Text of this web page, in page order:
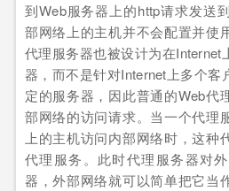
到Web服务器上的http请求发送
部网络上的主机并不会配置并使
代理服务器也被设计为在Internet
器，而不是针对Internet上多个客
定的服务器，因此普通的Web代
部网络的访问请求。当一个代理
上的主机访问内部网络时，这种
代理服务。此时代理服务器对
器，外部网络就可以简单把它当